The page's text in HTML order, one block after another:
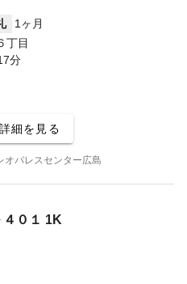
1ヶ月
丁目
分
詳細を見る
パレスセンター広島
４０１ 1K